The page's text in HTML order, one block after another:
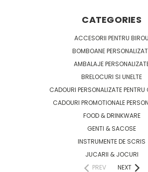
CATEGORIES
ACCESORII PENTRU BIROU
BOMBOANE
AMBALAJE
BRELOCURI SI UNELTE
CADOURI PERSONALIZATE
CADOURI PROMOTIONALE
FOOD & DRINKWARE
GENTI & SACOSE
INSTRUMENTE DE SCRIS
JUCARII & JOCURI
PREV
NEXT